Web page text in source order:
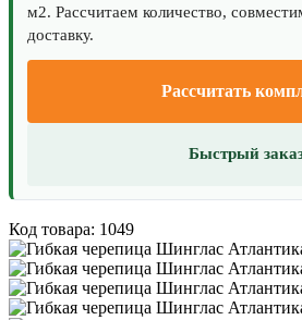
м2. Рассчитаем количество,
доставку.
Рассчитать
Быстрый
Код товара: 1049